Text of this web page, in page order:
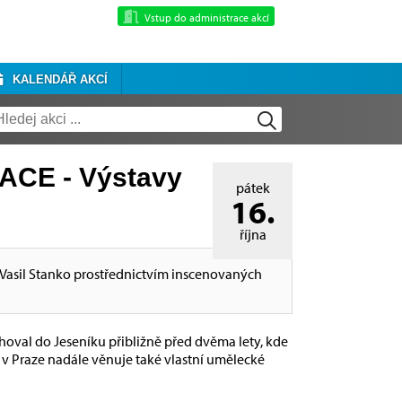
Vstup do administrace akcí
KALENDÁŘ AKCÍ
pátek
16.
října
- Výstavy
Stanko prostřednictvím inscenovaných
do Jeseníku přibližně před dvěma lety, kde
Praze nadále věnuje také vlastní umělecké